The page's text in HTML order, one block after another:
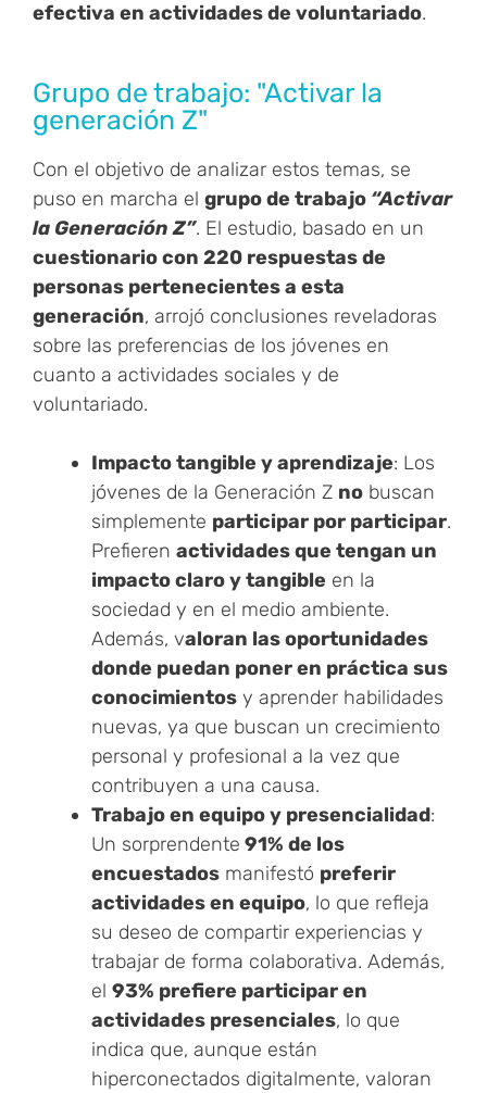
efectiva en actividades de voluntariado.
Grupo de trabajo: "Activar la
generación Z"​
Con el objetivo de analizar estos temas, se
puso en marcha el grupo de trabajo “Activar
la Generación Z”. El estudio, basado en un
cuestionario con 220 respuestas de
personas pertenecientes a esta
generación, arrojó conclusiones reveladoras
sobre las preferencias de los jóvenes en
cuanto a actividades sociales y de
voluntariado.
Impacto tangible y aprendizaje: Los
jóvenes de la Generación Z no buscan
simplemente participar por participar.
Prefieren actividades que tengan un
impacto claro y tangible en la
sociedad y en el medio ambiente.
Además, valoran las oportunidades
donde puedan poner en práctica sus
conocimientos y aprender habilidades
nuevas, ya que buscan un crecimiento
personal y profesional a la vez que
contribuyen a una causa.
Trabajo en equipo y presencialidad:
Un sorprendente 91% de los
encuestados manifestó preferir
actividades en equipo, lo que refleja
su deseo de compartir experiencias y
trabajar de forma colaborativa. Además,
el 93% prefiere participar en
actividades presenciales, lo que
indica que, aunque están
hiperconectados digitalmente, valoran